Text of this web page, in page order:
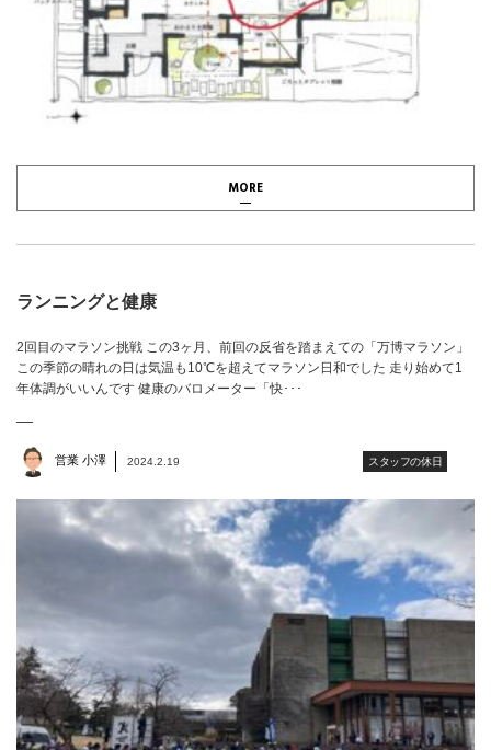
MORE
ランニングと健康
2回目のマラソン挑戦 この3ヶ月、前回の反省を踏まえての「万博マラソン」
この季節の晴れの日は気温も10℃を超えてマラソン日和でした 走り始めて1
年体調がいいんです 健康のバロメーター「快･･･
営業 小澤 2024.2.19 スタッフの休日